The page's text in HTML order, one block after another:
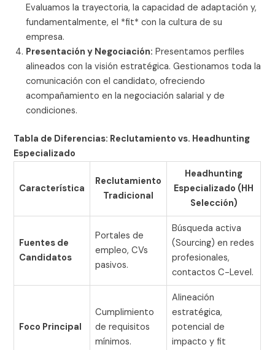
Evaluamos la trayectoria, la capacidad de adaptación y,
fundamentalmente, el *fit* con la cultura de su
empresa.
Presentación y Negociación: Presentamos perfiles
alineados con la visión estratégica. Gestionamos toda la
comunicación con el candidato, ofreciendo
acompañamiento en la negociación salarial y de
condiciones.
Tabla de Diferencias: Reclutamiento vs. Headhunting
Especializado
Característica
Reclutamiento
Tradicional
Headhunting
Especializado (HH
Selección)
Fuentes de
Candidatos
Portales de
empleo, CVs
pasivos.
Búsqueda activa
(Sourcing) en redes
profesionales,
contactos C-Level.
Foco Principal
Cumplimiento
de requisitos
mínimos.
Alineación
estratégica,
potencial de
impacto y fit